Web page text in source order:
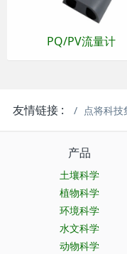
PQ/PV流量计
友情链接 : 点将科技
产品
土壤科学
植物科学
环境科学
水文科学
动物科学